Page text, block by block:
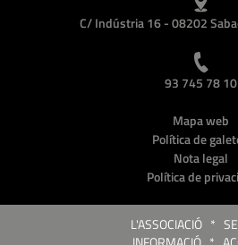
C/ Indústria 16 - 08202
93 745 78 10
Mapa web
Política de
Nota legal
Política de
L'ASSOCIACIÓ *